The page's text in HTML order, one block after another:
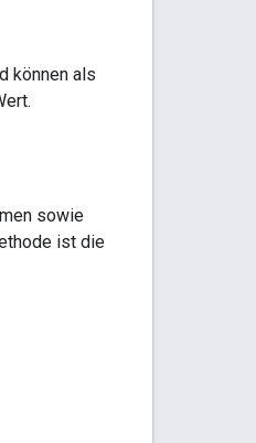
können als
sowie
ist die